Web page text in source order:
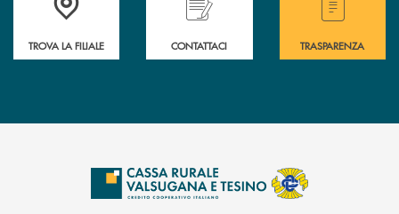
TROVA LA FILIALE CONTATTACI TRASPARENZA